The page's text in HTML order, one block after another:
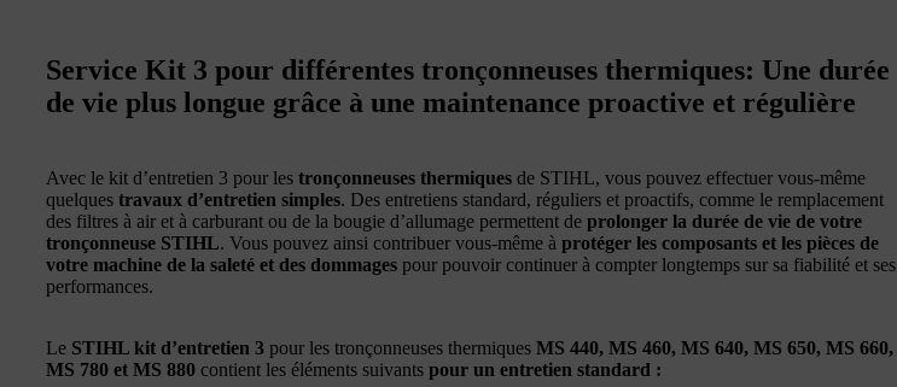
Service Kit 3 pour différentes tronçonneuses thermiques: Une durée
de vie plus longue grâce à une maintenance proactive et régulière
Avec le kit d’entretien 3 pour les tronçonneuses thermiques de STIHL, vous pouvez effectuer vous-même
quelques travaux d’entretien simples. Des entretiens standard, réguliers et proactifs, comme le remplacement
des filtres à air et à carburant ou de la bougie d’allumage permettent de prolonger la durée de vie de votre
tronçonneuse STIHL. Vous pouvez ainsi contribuer vous-même à protéger les composants et les pièces de
votre machine de la saleté et des dommages pour pouvoir continuer à compter longtemps sur sa fiabilité et ses
performances.
Le STIHL kit d’entretien 3 pour les tronçonneuses thermiques MS 440, MS 460, MS 640, MS 650, MS 660,
MS 780 et MS 880 contient les éléments suivants pour un entretien standard :